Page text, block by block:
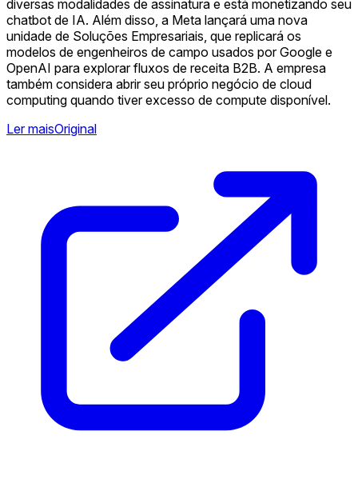
diversas modalidades de assinatura e está monetizando seu
chatbot de IA. Além disso, a Meta lançará uma nova
unidade de Soluções Empresariais, que replicará os
modelos de engenheiros de campo usados por Google e
OpenAI para explorar fluxos de receita B2B. A empresa
também considera abrir seu próprio negócio de cloud
computing quando tiver excesso de compute disponível.
Ler maisOriginal